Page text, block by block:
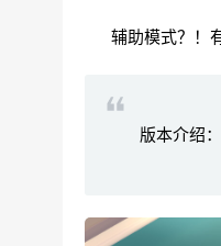
辅助模式？！有
版本介绍